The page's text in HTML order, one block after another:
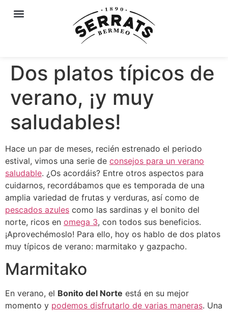
Dos platos típicos de
verano, ¡y muy
saludables!
Hace un par de meses, recién estrenado el periodo
estival, vimos una serie de consejos para un verano
saludable. ¿Os acordáis? Entre otros aspectos para
cuidarnos, recordábamos que es temporada de una
amplia variedad de frutas y verduras, así como de
pescados azules como las sardinas y el bonito del
norte, ricos en omega 3, con todos sus beneficios.
¡Aprovechémoslo! Para ello, hoy os hablo de dos platos
muy típicos de verano: marmitako y gazpacho.
Marmitako
En verano, el Bonito del Norte está en su mejor
momento y podemos disfrutarlo de varias maneras. Una